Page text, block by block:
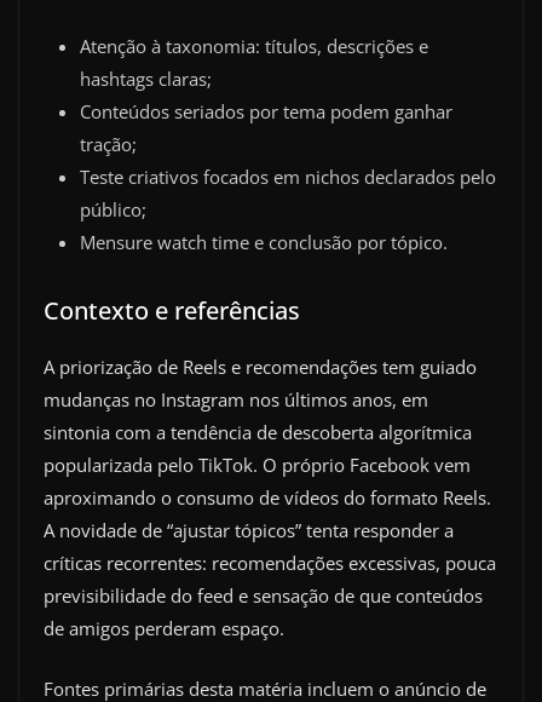
Atenção à taxonomia: títulos, descrições e
hashtags claras;
Conteúdos seriados por tema podem ganhar
tração;
Teste criativos focados em nichos declarados pelo
público;
Mensure watch time e conclusão por tópico.
Contexto e referências
A priorização de Reels e recomendações tem guiado
mudanças no Instagram nos últimos anos, em
sintonia com a tendência de descoberta algorítmica
popularizada pelo TikTok. O próprio Facebook vem
aproximando o consumo de vídeos do formato Reels.
A novidade de “ajustar tópicos” tenta responder a
críticas recorrentes: recomendações excessivas, pouca
previsibilidade do feed e sensação de que conteúdos
de amigos perderam espaço.
Fontes primárias desta matéria incluem o anúncio de